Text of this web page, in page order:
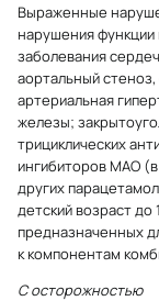
Выраженные
нарушения функции
заболевания
аортальный
артериальная
железы;
трициклических
ингибиторов МАО
других
детский возраст
предназначенных
к компонентам
C осторожностью